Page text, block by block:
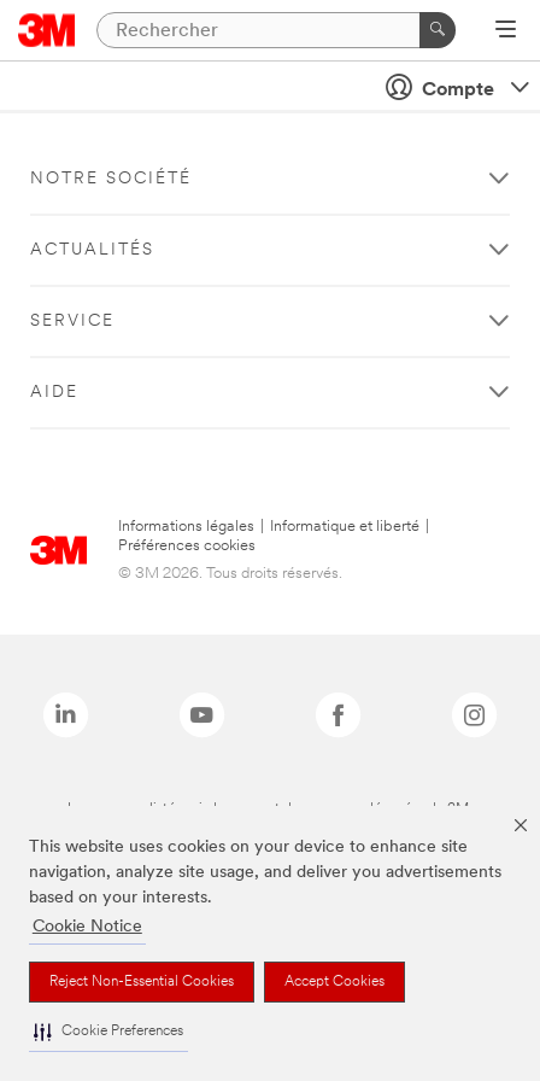
This website uses cookies on your device to enhance site
navigation, analyze site usage, and deliver you advertisements
based on your interests.
Cookie Notice
Reject Non-Essential Cookies Accept Cookies
Cookie Preferences
Compte
NOTRE SOCIÉTÉ
ACTUALITÉS
SERVICE
AIDE
Informations légales Informatique et liberté
Préférences cookies
© 3M 2026. Tous droits réservés.
Les marques listées ci-dessus sont des marques déposées de 3M.